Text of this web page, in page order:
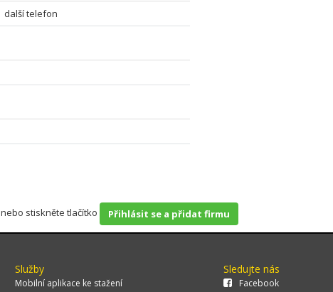
další telefon
nebo stiskněte tlačítko Přihlásit se a přidat firmu
Služby
Mobilní aplikace ke stažení
Sledujte nás
Facebook